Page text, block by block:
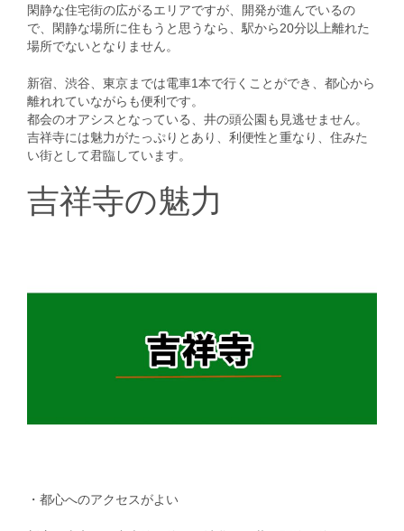
閑静な住宅街の広がるエリアですが、開発が進んでいるの
で、閑静な場所に住もうと思うなら、駅から20分以上離れた
場所でないとなりません。
新宿、渋谷、東京までは電車1本で行くことができ、都心から
離れれていながらも便利です。
都会のオアシスとなっている、井の頭公園も見逃せません。
吉祥寺には魅力がたっぷりとあり、利便性と重なり、住みた
い街として君臨しています。
吉祥寺の魅力
・都心へのアクセスがよい